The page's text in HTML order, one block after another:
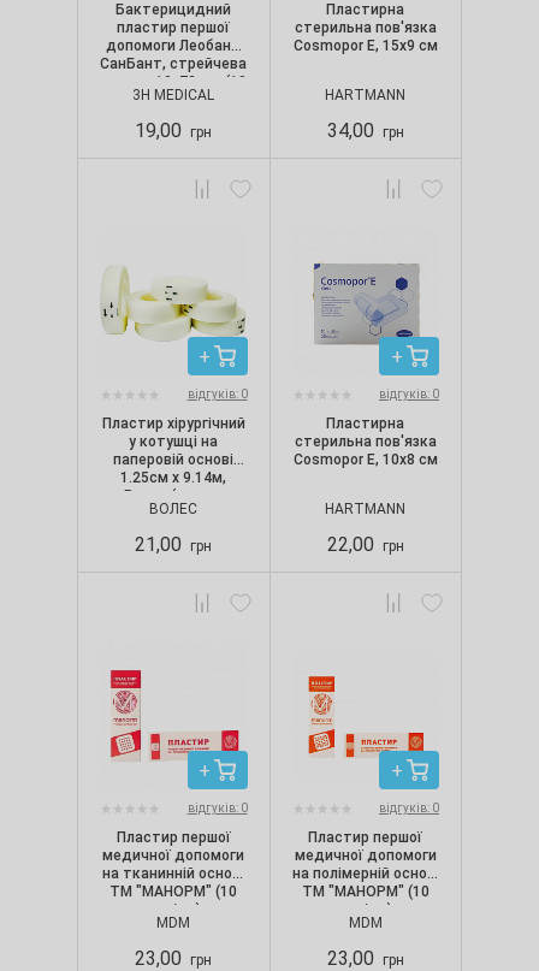
Бактерицидний
пластир першої
допомоги Леобант
СанБант, стрейчева
основа 19х72 мм (10
шт./уп.)
3H MEDICAL
19,00 грн
Пластирна
стерильна пов'язка
Cosmopor Е, 15х9 см
HARTMANN
34,00 грн
відгуків: 0
Пластир хірургічний
у котушці на
паперовій основі
1.25см х 9.14м,
Волес (аналог
Micropore)
ВОЛЕС
21,00 грн
відгуків: 0
Пластирна
стерильна пов'язка
Cosmopor Е, 10х8 см
HARTMANN
22,00 грн
відгуків: 0
Пластир першої
медичної допомоги
на тканинній основі
ТМ "МАНОРМ" (10
шт./уп.)
MDM
23,00 грн
відгуків: 0
Пластир першої
медичної допомоги
на полімерній основі
ТМ "МАНОРМ" (10
шт./уп.)
MDM
23,00 грн